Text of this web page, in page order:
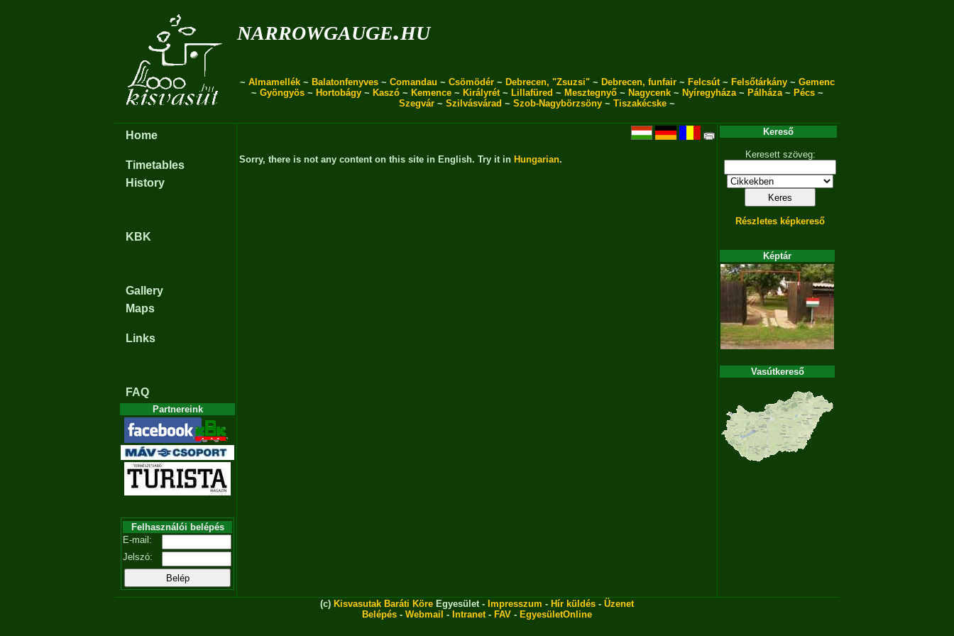
narrowgauge.hu
~ Almamellék~ Balatonfenyves~ Comandau ~ Csömödér~ Debrecen, "Zsuzsi"~ Debrecen, funfair~ Felcsút~ Felsőtárkány~ Gemenc
~ Gyöngyös~ Hortobágy~ Kaszó~ Kemence~ Királyrét~ Lillafüred ~ Mesztegnyő~ Nagycenk~ Nyíregyháza~ Pálháza~ Pécs~
Szegvár ~ Szilvásvárad ~ Szob-Nagybörzsöny ~ Tiszakécske ~
Home
Timetables
History
KBK
Gallery
Maps
Links
FAQ
Partnereink
Felhasználói belépés
E-mail:
Jelszó:
Sorry, there is not any content on this site in English. Try it in Hungarian.
Kereső
Keresett szöveg:
Részletes képkereső
Képtár
Vasútkereső
(c) Kisvasutak Baráti Köre Egyesület - Impresszum - Hír küldés - Üzenet
Belépés - Webmail - Intranet- FAV - EgyesületOnline